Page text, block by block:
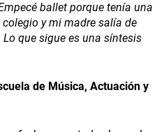
ballet porque tenía una
y mi madre salía de
Lo que sigue es una síntesis
de Música, Actuación y